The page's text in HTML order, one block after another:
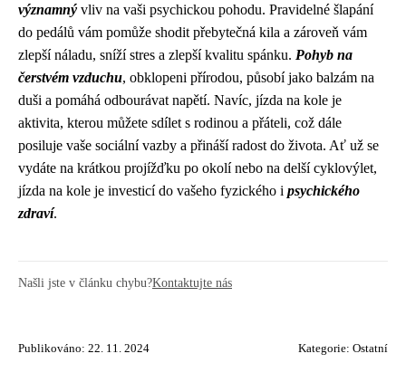
významný vliv na vaši psychickou pohodu. Pravidelné šlapání
do pedálů vám pomůže shodit přebytečná kila a zároveň vám
zlepší náladu, sníží stres a zlepší kvalitu spánku. Pohyb na
čerstvém vzduchu, obklopeni přírodou, působí jako balzám na
duši a pomáhá odbourávat napětí. Navíc, jízda na kole je
aktivita, kterou můžete sdílet s rodinou a přáteli, což dále
posiluje vaše sociální vazby a přináší radost do života. Ať už se
vydáte na krátkou projížďku po okolí nebo na delší cyklovýlet,
jízda na kole je investicí do vašeho fyzického i psychického
zdraví.
Našli jste v článku chybu?Kontaktujte nás
Publikováno: 22. 11. 2024 Kategorie: Ostatní